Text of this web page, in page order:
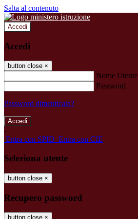
Salta al contenuto
Accedi
Accedi
button close ×
Nome Utente
Password
Password dimenticata?
-
Entra con SPID Entra con CIE
Seleziona utente
button close ×
Recupero password
button close ×